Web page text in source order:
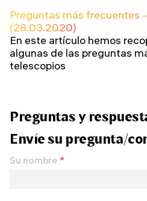
Preguntas más frecuentes
(28.03.2020)
En este artículo hemos
algunas de las preguntas
telescopios
Preguntas y
Envíe su pregunta/
Su nombre *